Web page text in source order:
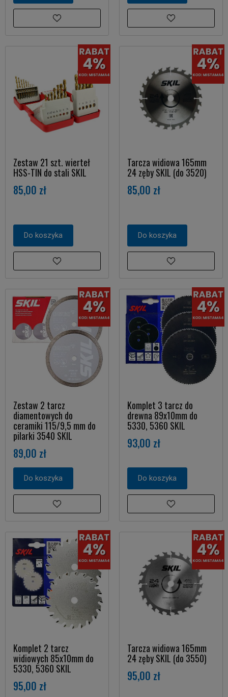
Zestaw 21 szt. wierteł
HSS-TIN do stali SKIL
85,00 zł
Do koszyka
Tarcza widiowa 165mm
24 zęby SKIL (do 3520)
85,00 zł
Do koszyka
Zestaw 2 tarcz
diamentowych do
ceramiki 115/9,5 mm do
pilarki 3540 SKIL
89,00 zł
Do koszyka
Komplet 3 tarcz do
drewna 89x10mm do
5330, 5360 SKIL
93,00 zł
Do koszyka
Komplet 2 tarcz
widiowych 85x10mm do
5330, 5360 SKIL
95,00 zł
Tarcza widiowa 165mm
24 zęby SKIL (do 3550)
95,00 zł